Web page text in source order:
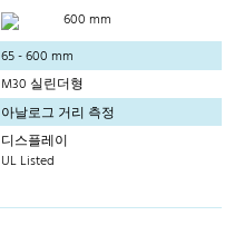
600 mm
65 - 600 mm
M30 실린더형
아날로그 거리 측정
디스플레이
UL Listed